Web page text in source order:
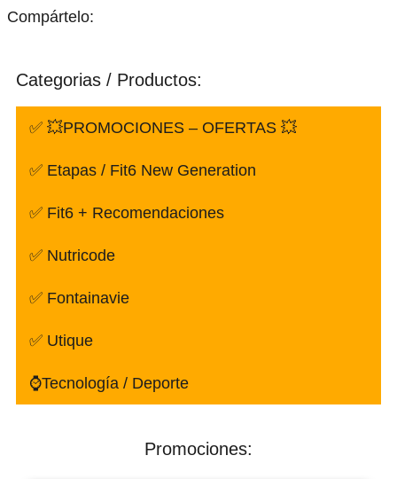
Compártelo:
Categorias / Productos:
✅ 💥PROMOCIONES – OFERTAS 💥
✅ Etapas / Fit6 New Generation
✅ Fit6 + Recomendaciones
✅ Nutricode
✅ Fontainavie
✅ Utique
⌚Tecnología / Deporte
Promociones: